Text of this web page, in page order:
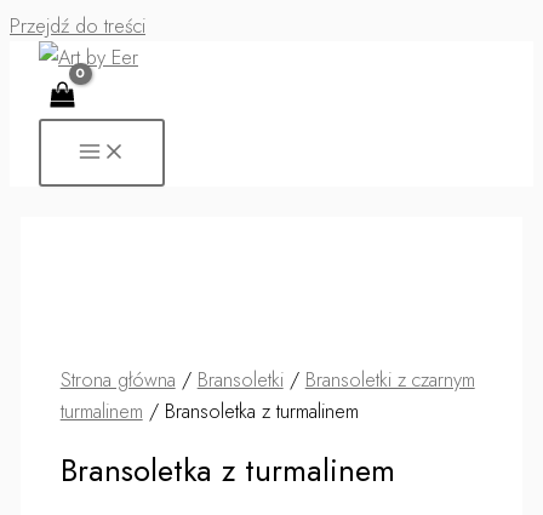
Przejdź do treści
Strona główna / Bransoletki/ Bransoletki z czarnym
turmalinem / Bransoletka z turmalinem
Bransoletka z turmalinem